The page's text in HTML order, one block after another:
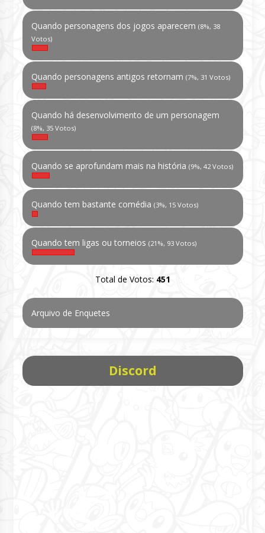
Quando personagens dos jogos aparecem (8%, 38
Votos)
Quando personagens antigos retornam (7%, 31 Votos)
Quando há desenvolvimento de um personagem
(8%, 35 Votos)
Quando se aprofundam mais na história (9%, 42 Votos)
Quando tem bastante comédia (3%, 15 Votos)
Quando tem ligas ou torneios (21%, 93 Votos)
Total de Votos: 451
Arquivo de Enquetes
Discord